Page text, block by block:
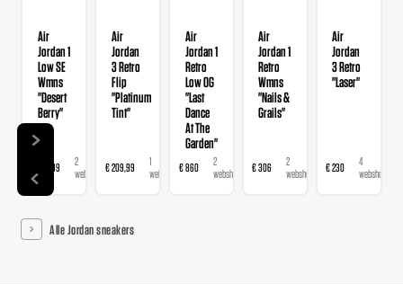
Air
Jordan 1
Low SE
Wmns
"Desert
Berry"
€ 139,99
2
webshops
Air
Jordan
3 Retro
Flip
"Platinum
Tint"
€ 209,99
1
webshop
Air
Jordan 1
Retro
Low OG
"Last
Dance
At The
Garden"
€ 860
2
webshops
Air
Jordan 1
Retro
Wmns
"Nails &
Grails"
€ 306
2
webshops
Air
Jordan
3 Retro
"Laser"
€ 230
4
webshops
Alle Jordan sneakers